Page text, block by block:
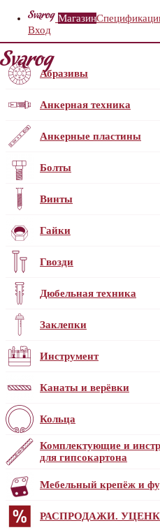
Магазин
Вход
Абразивы
Анкерная техника
Анкерные пластины
Болты
Винты
Гайки
Гвозди
Дюбельная техника
Заклепки
Инструмент
Канаты и верёвки
Кольца
Комплектующие и
для гипсокартона
Мебельный крепёж и
РАСПРОДАЖИ.